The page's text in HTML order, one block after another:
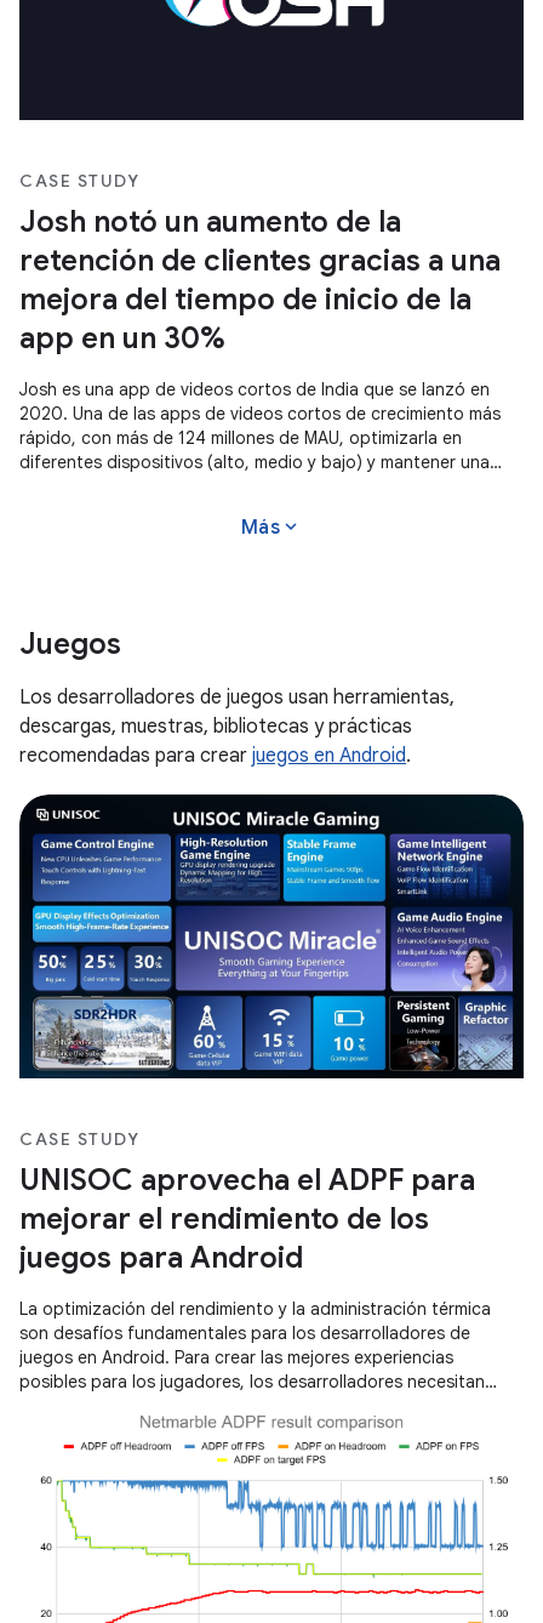
CASE STUDY
Josh notó un aumento de la
retención de clientes gracias a una
mejora del tiempo de inicio de la
app en un 30%
Josh es una app de videos cortos de India que se lanzó en
2020. Una de las apps de videos cortos de crecimiento más
rápido, con más de 124 millones de MAU, optimizarla en
diferentes dispositivos (alto, medio y bajo) y mantener una
sea responsiva los ayudó a alcanzar el éxito.
Más expand_more
Juegos
Los desarrolladores de juegos usan herramientas,
descargas, muestras, bibliotecas y prácticas
recomendadas para crear juegos en Android.
CASE STUDY
UNISOC aprovecha el ADPF para
mejorar el rendimiento de los
juegos para Android
La optimización del rendimiento y la administración térmica
son desafíos fundamentales para los desarrolladores de
juegos en Android. Para crear las mejores experiencias
posibles para los jugadores, los desarrolladores necesitan